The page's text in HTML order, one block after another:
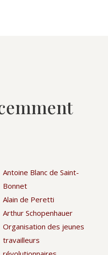
Antoine Blanc de Saint-
Bonnet
Alain de Peretti
Arthur Schopenhauer
Organisation des jeunes
travailleurs